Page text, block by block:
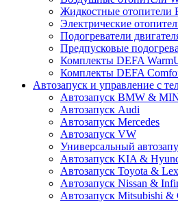
Жидкостные отопители
Электрические
Подогреватели
Предпусковые
Комплекты DEFA
Комплекты DEFA
Автозапуск и управление с
Автозапуск BMW &
Автозапуск Audi
Автозапуск Mercedes
Автозапуск VW
Универсальный
Автозапуск KIA &
Автозапуск Toyota &
Автозапуск Nissan &
Автозапуск Mitsubishi &